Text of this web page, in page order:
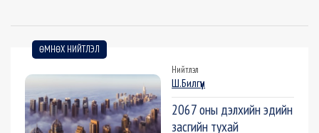
ӨМНӨХ НИЙТЛЭЛ
Нийтлэл
Ш.Билгүүн
2067 оны дэлхийн эдийн
засгийн тухай